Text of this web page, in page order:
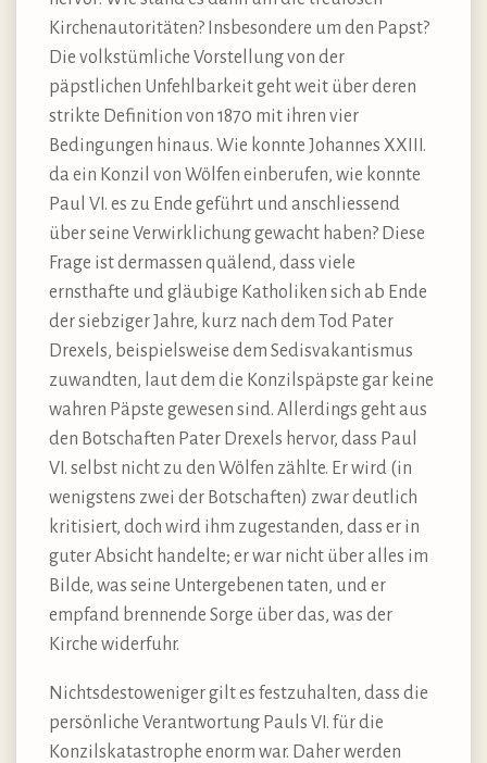
Kirchenautoritäten? Insbesondere um den Papst?
Die volkstümliche Vorstellung von der
päpstlichen Unfehlbarkeit geht weit über deren
strikte Definition von 1870 mit ihren vier
Bedingungen hinaus. Wie konnte Johannes XXIII.
da ein Konzil von Wölfen einberufen, wie konnte
Paul VI. es zu Ende geführt und anschliessend
über seine Verwirklichung gewacht haben? Diese
Frage ist dermassen quälend, dass viele
ernsthafte und gläubige Katholiken sich ab Ende
der siebziger Jahre, kurz nach dem Tod Pater
Drexels, beispielsweise dem Sedisvakantismus
zuwandten, laut dem die Konzilspäpste gar keine
wahren Päpste gewesen sind. Allerdings geht aus
den Botschaften Pater Drexels hervor, dass Paul
VI. selbst nicht zu den Wölfen zählte. Er wird (in
wenigstens zwei der Botschaften) zwar deutlich
kritisiert, doch wird ihm zugestanden, dass er in
guter Absicht handelte; er war nicht über alles im
Bilde, was seine Untergebenen taten, und er
empfand brennende Sorge über das, was der
Kirche widerfuhr.
Nichtsdestoweniger gilt es festzuhalten, dass die
persönliche Verantwortung Pauls VI. für die
Konzilskatastrophe enorm war. Daher werden